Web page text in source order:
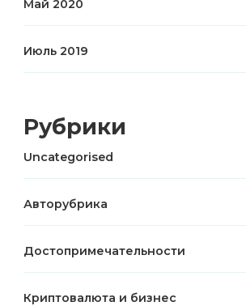
Май 2020
Июль 2019
Рубрики
Uncategorised
Авторубрика
Достопримечательности
Криптовалюта и бизнес